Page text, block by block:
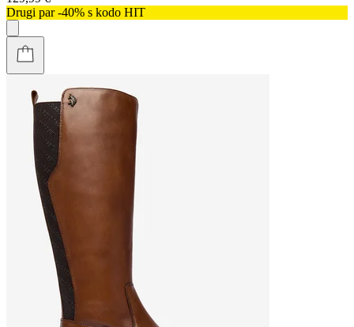
Drugi par -40% s kodo HIT